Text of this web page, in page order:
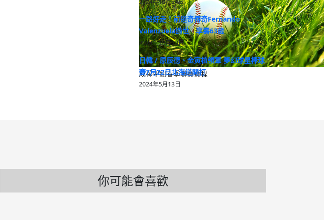
成棒甲組春季聯賽賽程
一路好走！前道奇傳奇Fernando
Valenzuela過世 享壽63歲
2024年10月23日
日韓 / 原辰德、金寅植領軍 夢幻球星棒球
賽7月22日北海道開打
2024年5月13日
你可能會喜歡